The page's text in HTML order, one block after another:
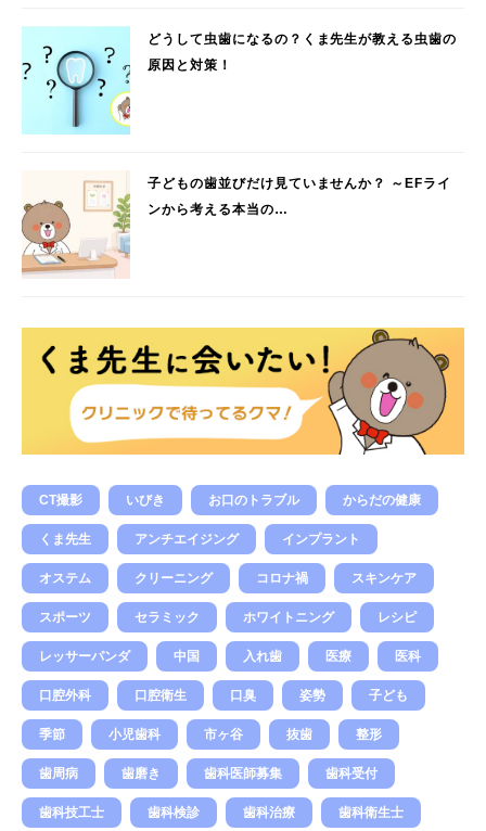
どうして虫歯になるの？くま先生が教える虫歯の
原因と対策！
子どもの歯並びだけ見ていませんか？ ～EFライ
ンから考える本当の…
CT撮影 いびき お口のトラブル からだの健康
くま先生 アンチエイジング インプラント
オステム クリーニング コロナ禍 スキンケア
スポーツ セラミック ホワイトニング レシピ
レッサーパンダ 中国 入れ歯 医療 医科
口腔外科 口腔衛生 口臭 姿勢 子ども
季節 小児歯科 市ヶ谷 抜歯 整形
歯周病 歯磨き 歯科医師募集 歯科受付
歯科技工士 歯科検診 歯科治療 歯科衛生士